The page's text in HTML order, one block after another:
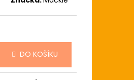
DO KOŠÍKU